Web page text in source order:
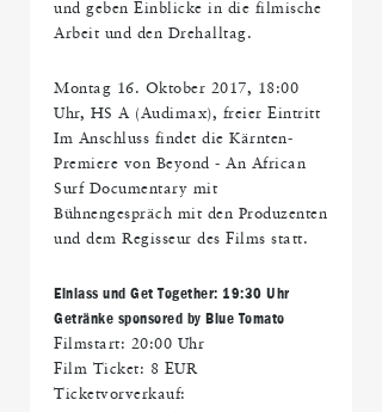
und geben Einblicke in die filmische
Arbeit und den Drehalltag.
Montag 16. Oktober 2017, 18:00
Uhr, HS A (Audimax), freier Eintritt
Im Anschluss findet die Kärnten-
Premiere von Beyond - An African
Surf Documentary mit
Bühnengespräch mit den Produzenten
und dem Regisseur des Films statt.
Einlass und Get Together: 19:30 Uhr
Getränke sponsored by Blue Tomato
Filmstart: 20:00 Uhr
Film Ticket: 8 EUR
Ticketvorverkauf: